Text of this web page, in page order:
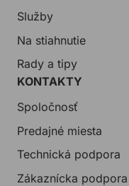
Služby
Na stiahnutie
Rady a tipy
KONTAKTY
Spoločnosť
Predajné miesta
Technická podpora
Zákaznícka podpora